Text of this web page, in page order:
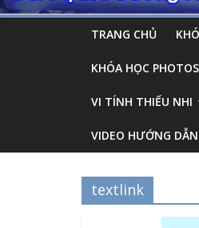
TRANG CHỦ
KHÓA HỌC
VI TÍNH THIẾU NHI
VIDEO HƯỚNG DẪN
textlink